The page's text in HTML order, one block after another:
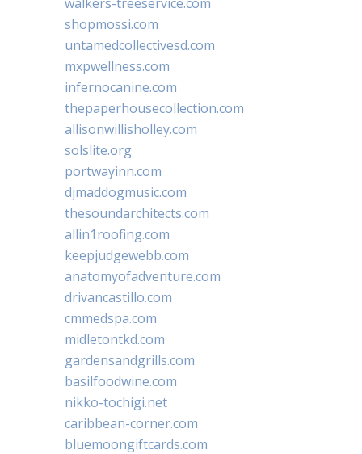
shopmossi.com
untamedcollectivesd.com
mxpwellness.com
infernocanine.com
thepaperhousecollection.com
allisonwillisholley.com
solslite.org
portwayinn.com
djmaddogmusic.com
thesoundarchitects.com
allin1roofing.com
keepjudgewebb.com
anatomyofadventure.com
drivancastillo.com
cmmedspa.com
midletontkd.com
gardensandgrills.com
basilfoodwine.com
nikko-tochigi.net
caribbean-corner.com
bluemoongiftcards.com